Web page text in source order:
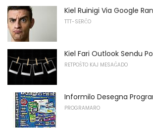
Kiel Ruinigi Via Google
TTT-SERĈO
Kiel Fari Outlook Sendu
RETPOŜTO KAJ MESAĜADO
Informilo Desegna
PROGRAMARO